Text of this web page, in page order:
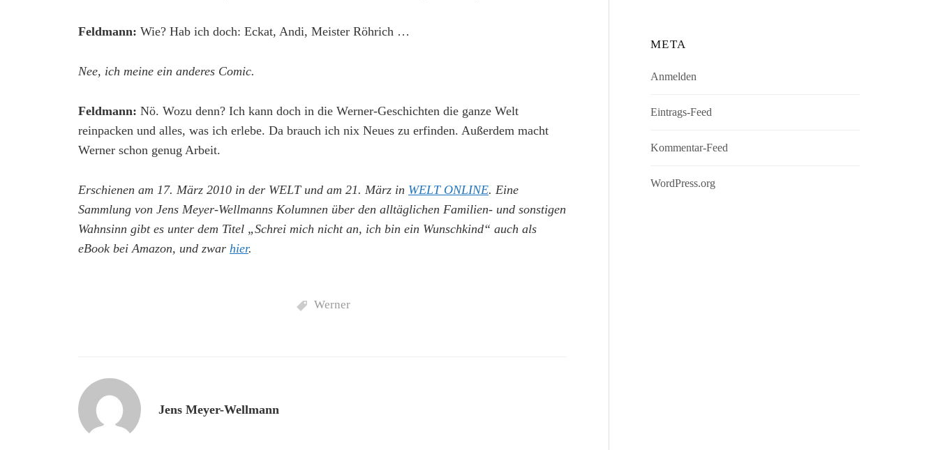
Feldmann: Wie? Hab ich doch: Eckat, Andi, Meister Röhrich …
Nee, ich meine ein anderes Comic.
Feldmann: Nö. Wozu denn? Ich kann doch in die Werner-Geschichten die ganze Welt
reinpacken und alles, was ich erlebe. Da brauch ich nix Neues zu erfinden. Außerdem macht
Werner schon genug Arbeit.
Erschienen am 17. März 2010 in der WELT und am 21. März in WELT ONLINE. Eine
Sammlung von Jens Meyer-Wellmanns Kolumnen über den alltäglichen Familien- und sonstigen
Wahnsinn gibt es unter dem Titel „Schrei mich nicht an, ich bin ein Wunschkind“ auch als
eBook bei Amazon, und zwar hier.
Werner
Jens Meyer-Wellmann
META
Anmelden
Eintrags-Feed
Kommentar-Feed
WordPress.org